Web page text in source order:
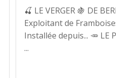
🍒 LE VERGER 🍇 DE
Exploitant de
Installée depuis... 🥕 LE
...